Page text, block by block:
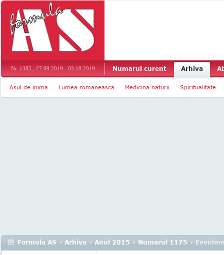
Nr. 1385 , 27.09.2019 - 03.10.2019 Numarul curent Arhiva
Asul de inima Lumea romaneasca Medicina naturii Spiritualitate
Formula AS › Arhiva › Anul 2015 › Numarul 1175 ›